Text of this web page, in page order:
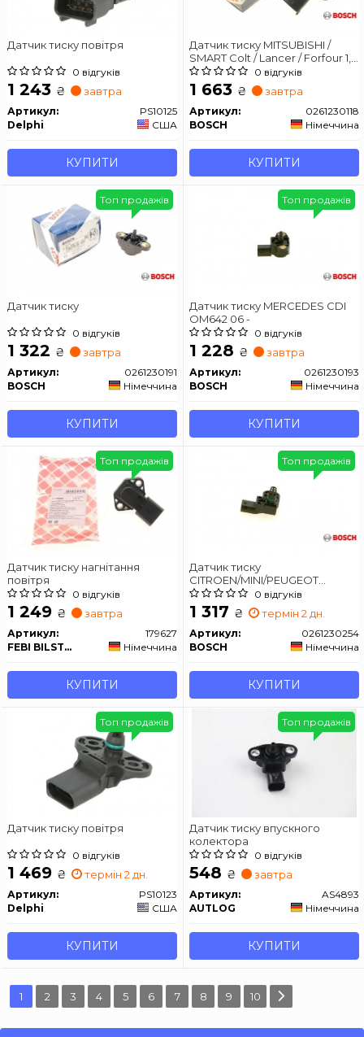
Датчик тиску повітря
0 відгуків
1 243 ₴ завтра
Артикул:
PS10125
Delphi
США
КУПИТИ
Датчик тиску MITSUBISHI /
SMART Colt / Lancer / Forfour 1,1-
1,5 02 -
0 відгуків
1 663 ₴ завтра
Артикул:
0261230118
BOSCH
Німеччина
КУПИТИ
Датчик тиску
0 відгуків
1 322 ₴ завтра
Артикул:
0261230191
BOSCH
Німеччина
КУПИТИ
Топ продажів
Датчик тиску MERCEDES CDI
OM642 06 -
0 відгуків
1 228 ₴ завтра
Артикул:
0261230193
BOSCH
Німеччина
КУПИТИ
Топ продажів
Датчик тиску нагнітання
повітря
0 відгуків
1 249 ₴ завтра
Артикул:
179627
FEBI BILSTEIN
Німеччина
КУПИТИ
Топ продажів
Датчик тиску
CITROEN/MINI/PEUGEOT
Berlingo/C3/C4/C5/2008/207/
\'\'10>>
0 відгуків
1 317 ₴ термін 2 дн.
Артикул:
0261230254
BOSCH
Німеччина
КУПИТИ
Топ продажів
Датчик тиску повітря
0 відгуків
1 469 ₴ термін 2 дн.
Артикул:
PS10123
Delphi
США
КУПИТИ
Топ продажів
Датчик тиску впускного
колектора
0 відгуків
548 ₴ завтра
Артикул:
AS4893
AUTLOG
Німеччина
КУПИТИ
Топ продажів
1 2 3 4 5 6 7 8 9 10